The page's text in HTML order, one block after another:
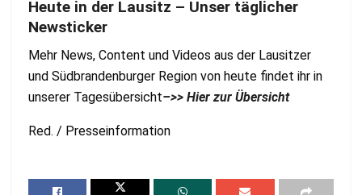
Heute in der Lausitz – Unser täglicher
Newsticker
Mehr News, Content und Videos aus der Lausitzer
und Südbrandenburger Region von heute findet ihr in
unserer Tagesübersicht–>> Hier zur Übersicht
Red. / Presseinformation